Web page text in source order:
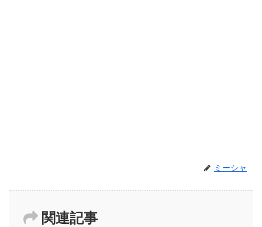
ミーシャ
関連記事